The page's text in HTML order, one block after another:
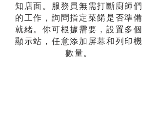
知店面。服務員無需打斷廚師們
的工作，詢問指定菜餚是否準備
就緒。你可根據需要，設置多個
顯示站，任意添加屏幕和列印機
數量。